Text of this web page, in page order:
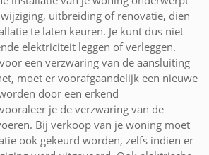
uitbreiding of renovatie, dien
te laten keuren. Je kunt dus niet
elektriciteit leggen of verleggen.
een verzwaring van de aansluiting
moet er voorafgaandelijk een nieuwe
door een erkend
je de verzwaring van de
Bij verkoop van je woning moet
ook gekeurd worden, zelfs indien er